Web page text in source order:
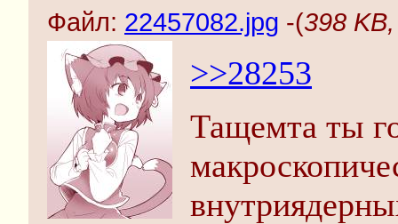
Файл: 22457082.jpg -(398
>>28253
Тащемта ты